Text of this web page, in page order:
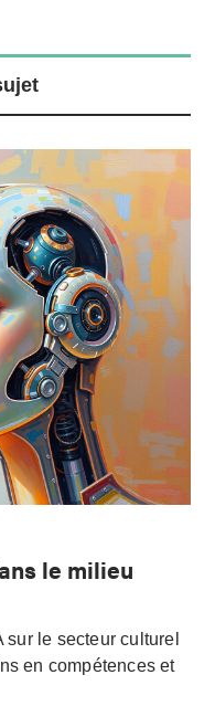
le milieu
le secteur culturel
en compétences et